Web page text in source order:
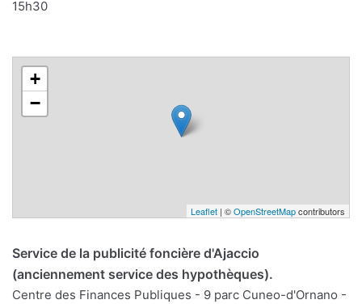
15h30
+
−
Leaflet | ©OpenStreetMapcontributors
Service de la publicité foncière d'Ajaccio
(anciennement service des hypothèques).
Centre des Finances Publiques - 9 parc Cuneo-d'Ornano -